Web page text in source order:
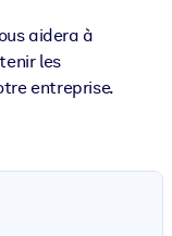
aidera à
les
entreprise.